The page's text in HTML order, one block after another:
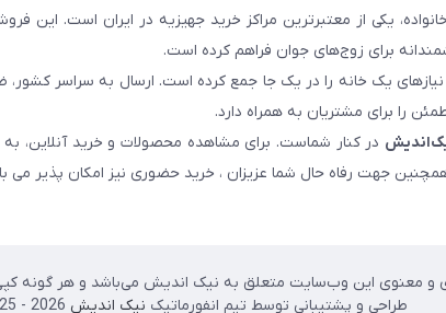
سابقه و اعتماد بیش از ۵۰ هزار خانواده، یکی از معتبرترین مراکز خرید جهیزیه در ایران است.
برای زوج‌های جوان فراهم کرده است.
نیازهای یک خانه را در یک جا جمع کرده است. ارسال به سراسر کشور،
را برای مشتریان به همراه دارد.
در کنار شماست. برای مشاهده محصولات و خرید آنلاین،
جهت رفاه حال شما عزیزان ، خرید حضوری نیز امکان پذیر می
و معنوی این وب‌سایت متعلق به نیک اندیش می‌باشد و هر گونه کپی
طراحی و پشتیبانی توسط تیم انفورماتیک نیک اندیش 2026 - 2025